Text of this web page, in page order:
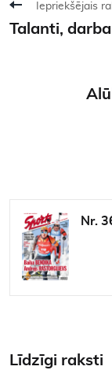
Iepriekšējais
Talanti,
Nr.
Līdzīgi raksti